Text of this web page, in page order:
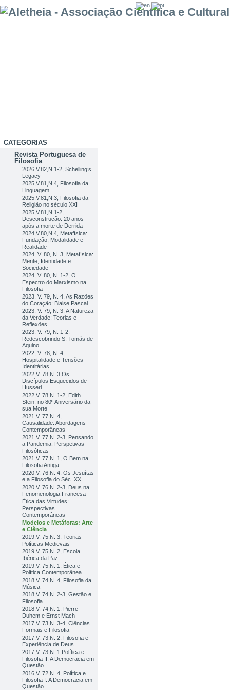
CATEGORIAS
Revista Portuguesa de
Filosofia
2026,V.82,N.1-2, Schelling’s
Legacy
2025,V.81,N.4, Filosofia da
Linguagem
2025,V.81,N.3, Filosofia da
Religião no século XXI
2025,V.81,N.1-2,
Desconstrução: 20 anos
após a morte de Derrida
2024,V.80,N.4, Metafísica:
Fundação, Modalidade e
Realidade
2024, V. 80, N. 3, Metafísica:
Mente, Identidade e
Sociedade
2024, V. 80, N. 1-2, O
Espectro do Marxismo na
Filosofia
2023, V. 79, N. 4, As Razões
do Coração: Blaise Pascal
2023, V. 79, N. 3, A Natureza
da Verdade: Teorias e
Reflexões
2023, V. 79, N. 1-2,
Redescobrindo S. Tomás de
Aquino
2022, V. 78, N. 4,
Hospitalidade e Tensões
Identitárias
2022,V. 78,N. 3,Os
Discípulos Esquecidos de
Husserl
2022,V. 78,N. 1-2, Edith
Stein: no 80º Aniversário da
sua Morte
2021,V. 77,N. 4,
Causalidade: Abordagens
Contemporâneas
2021,V. 77,N. 2-3, Pensando
a Pandemia: Perspetivas
Filosóficas
2021,V. 77,N. 1, O Bem na
Filosofia Antiga
2020,V. 76,N. 4, Os Jesuítas
e a Filosofia do Séc. XX
2020,V. 76,N. 2-3, Deus na
Fenomenologia Francesa
Ética das Virtudes:
Perspectivas
Contemporâneas
Modelos e Metáforas: Arte
e Ciência
2019,V. 75,N. 3, Teorias
Políticas Medievais
2019,V. 75,N. 2, Escola
Ibérica da Paz
2019,V. 75,N. 1, Ética e
Política Contemporânea
2018,V. 74,N. 4, Filosofia da
Música
2018,V. 74,N. 2-3, Gestão e
Filosofia
2018,V. 74,N. 1, Pierre
Duhem e Ernst Mach
2017,V. 73,N. 3-4, Ciências
Formais e Filosofia
2017,V. 73,N. 2, Filosofia e
Experiência de Deus
2017,V. 73,N. 1,Política e
Filosofia II: A Democracia em
Questão
2016,V. 72,N. 4, Política e
Filosofia I: A Democracia em
Questão